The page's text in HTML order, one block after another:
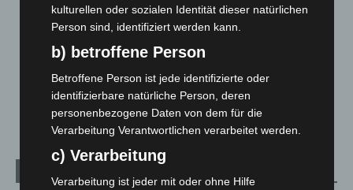
Hannover Klassik Open Air 2026: Französische Oper im
Maschpark
Schwarz Digits und Zscaler starten souveräne Cloud-
Sicherheitsplattform für Europa
kulturellen oder sozialen Identität dieser natürlichen
Person sind, identifiziert werden kann.
b) betroffene Person
Betroffene Person ist jede identifizierte oder
identifizierbare natürliche Person, deren
personenbezogene Daten von dem für die
Verarbeitung Verantwortlichen verarbeitet werden.
c) Verarbeitung
Verarbeitung ist jeder mit oder ohne Hilfe